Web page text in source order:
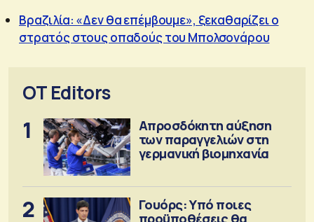
Βραζιλία: «Δεν θα επέμβουμε», ξεκαθαρίζει ο
στρατός στους οπαδούς του Μπολσονάρου
OT Editors
1
Απροσδόκητη αύξηση
των παραγγελιών στη
γερμανική βιομηχανία
2
Γουόρς: Υπό ποιες
προϋποθέσεις θα